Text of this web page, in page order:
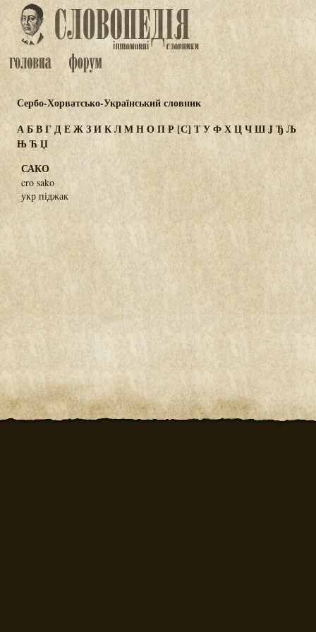
Сербо-Хорватсько-Український словник
АБВГДЕЖЗИКЛМНОПР [С] ТУФХЦЧШJЂЉ
ЊЋЏ
САКО
cro sako
укр піджак